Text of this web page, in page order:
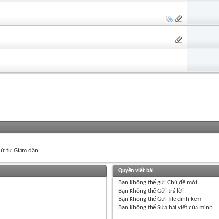
tự Giảm dần
Quyền viết bài
Bạn Không thểgửi Chủ đề mới
Bạn Không thểGửi trả lời
Bạn Không thểGửi file đính kèm
Bạn Không thểSửa bài viết của mình